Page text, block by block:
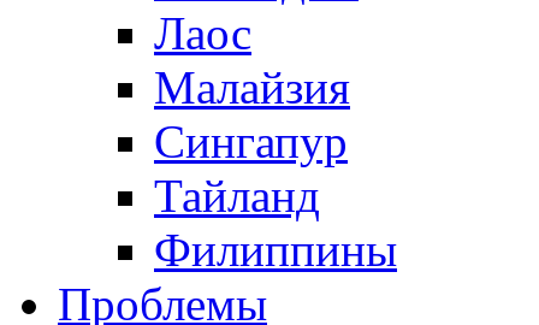
Лаос
Малайзия
Сингапур
Тайланд
Филиппины
Проблемы